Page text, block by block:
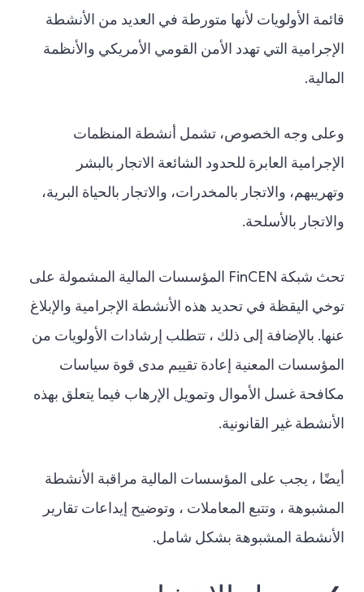
قائمة الأولويات لأنها متورطة في العديد من الأنشطة
الإجرامية التي تهدد الأمن القومي الأمريكي والأنظمة
المالية.
وعلى وجه الخصوص، تشمل أنشطة المنظمات
الإجرامية العابرة للحدود الشائعة الاتجار بالبشر
وتهريبهم، والاتجار بالمخدرات، والاتجار بالحياة البرية،
والاتجار بالأسلحة.
تحث شبكة FinCEN المؤسسات المالية المشمولة على
توخي اليقظة في تحديد هذه الأنشطة الإجرامية والإبلاغ
عنها. بالإضافة إلى ذلك ، تتطلب إرشادات الأولويات من
المؤسسات المعنية إعادة تقييم مدى قوة سياسات
مكافحة غسل الأموال وتمويل الإرهاب فيما يتعلق بهذه
الأنشطة غير القانونية.
أيضًا ، يجب على المؤسسات المالية مراقبة الأنشطة
المشبوهة ، وتتبع المعاملات ، وتوضيح إيداعات تقارير
الأنشطة المشبوهة بشكل شامل.